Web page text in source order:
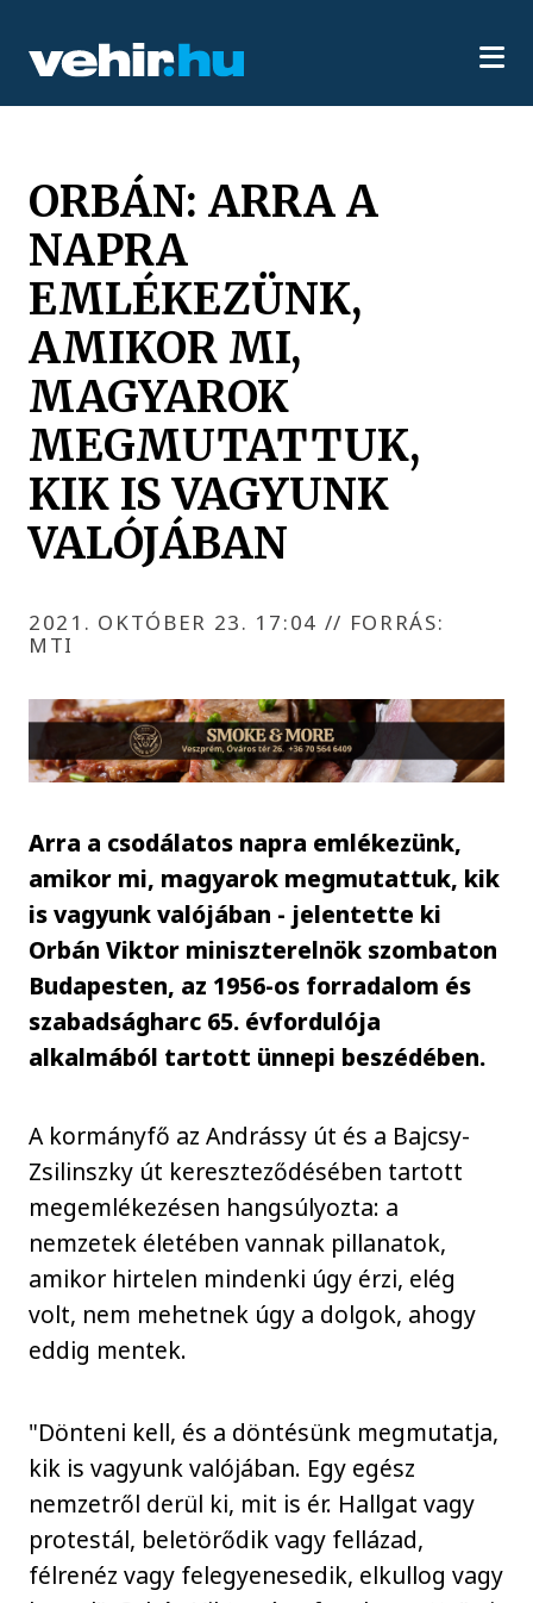
ORBÁN: ARRA A
NAPRA
EMLÉKEZÜNK,
AMIKOR MI,
MAGYAROK
MEGMUTATTUK,
KIK IS VAGYUNK
VALÓJÁBAN
2021. OKTÓBER 23. 17:04 // FORRÁS:
MTI
Arra a csodálatos napra emlékezünk,
amikor mi, magyarok megmutattuk, kik
is vagyunk valójában - jelentette ki
Orbán Viktor miniszterelnök szombaton
Budapesten, az 1956-os forradalom és
szabadságharc 65. évfordulója
alkalmából tartott ünnepi beszédében.
A kormányfő az Andrássy út és a Bajcsy-
Zsilinszky út kereszteződésében tartott
megemlékezésen hangsúlyozta: a
nemzetek életében vannak pillanatok,
amikor hirtelen mindenki úgy érzi, elég
volt, nem mehetnek úgy a dolgok, ahogy
eddig mentek.
"Dönteni kell, és a döntésünk megmutatja,
kik is vagyunk valójában. Egy egész
nemzetről derül ki, mit is ér. Hallgat vagy
protestál, beletörődik vagy fellázad,
félrenéz vagy felegyenesedik, elkullog vagy